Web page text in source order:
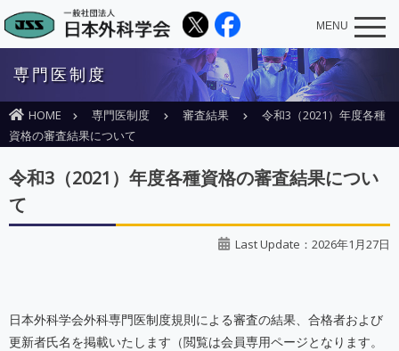
MENU
専門医制度
HOME 専門医制度 審査結果
令和3（2021）年度各種
資格の審査結果について
令和3（2021）年度各種資格の審査結果につい
て
Last Update：2026年1月27日
日本外科学会外科専門医制度規則による審査の結果、合格者および
更新者氏名を掲載いたします（閲覧は会員専用ページとなります。